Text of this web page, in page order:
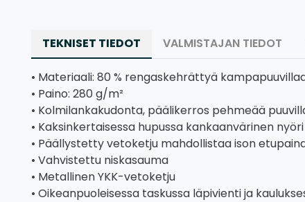
TEKNISET TIEDOT VALMISTAJAN TIEDOT
• Materiaali: 80 % rengaskehrättyä
• Paino: 280 g/m²
• Kolmilankakudonta, päälikerros pehmeää
• Kaksinkertaisessa hupussa kankaanvärinen nyöri
• Päällystetty vetoketju mahdollistaa ison
• Vahvistettu niskasauma
• Metallinen YKK-vetoketju
• Oikeanpuoleisessa taskussa läpivienti ja